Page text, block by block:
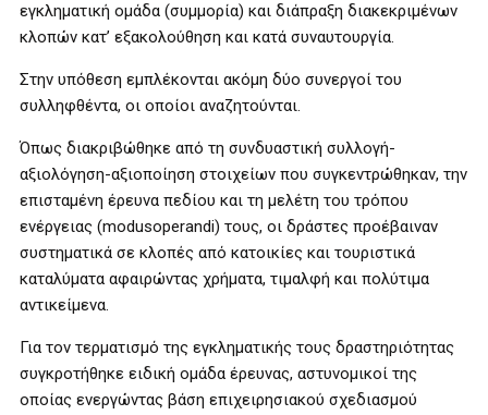
εγκληματική ομάδα (συμμορία) και διάπραξη διακεκριμένων
κλοπών κατ’ εξακολούθηση και κατά συναυτουργία.
Στην υπόθεση εμπλέκονται ακόμη δύο συνεργοί του
συλληφθέντα, οι οποίοι αναζητούνται.
Όπως διακριβώθηκε από τη συνδυαστική συλλογή-
αξιολόγηση-αξιοποίηση στοιχείων που συγκεντρώθηκαν, την
επισταμένη έρευνα πεδίου και τη μελέτη του τρόπου
ενέργειας (modusoperandi) τους, οι δράστες προέβαιναν
συστηματικά σε κλοπές από κατοικίες και τουριστικά
καταλύματα αφαιρώντας χρήματα, τιμαλφή και πολύτιμα
αντικείμενα.
Για τον τερματισμό της εγκληματικής τους δραστηριότητας
συγκροτήθηκε ειδική ομάδα έρευνας, αστυνομικοί της
οποίας ενεργώντας βάση επιχειρησιακού σχεδιασμού